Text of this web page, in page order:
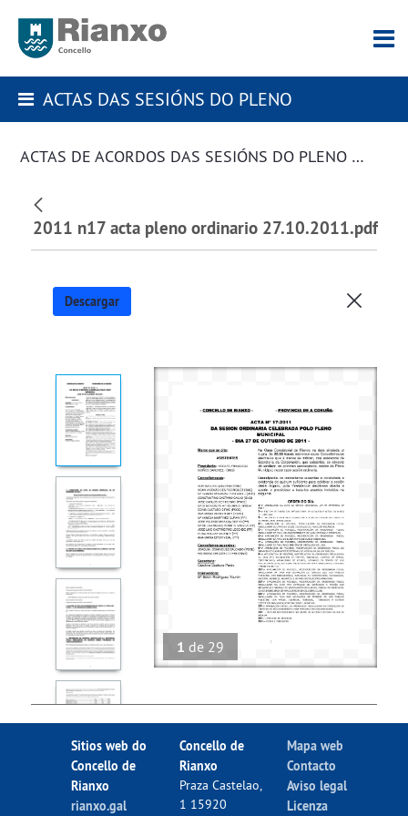
ACTAS DAS SESIÓNS DO PLENO
ACTAS DE ACORDOS DAS SESIÓNS DO PLENO DA CORPORACIÓN
2011 n17 acta pleno ordinario 27.10.2011.pdf
Descargar
1 de 29
Sitios web do
Concello de
Rianxo
rianxo.gal
Concello de
Rianxo
Praza Castelao,
1 15920
Mapa web
Contacto
Aviso legal
Licenza